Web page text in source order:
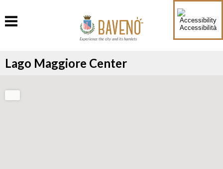
Accessibilità
Experience the city and its hamlets
Lago Maggiore Center